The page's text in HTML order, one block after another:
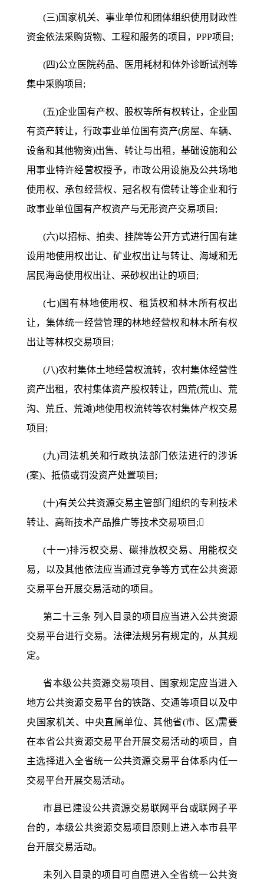
(三)国家机关、事业单位和团体组织使用财政性
资金依法采购货物、工程和服务的项目，PPP项目;
(四)公立医院药品、医用耗材和体外诊断试剂等
集中采购项目;
(五)企业国有产权、股权等所有权转让，企业国
有资产转让，行政事业单位国有资产(房屋、车辆、
设备和其他物资)出售、转让与出租，基础设施和公
用事业特许经营权授予，市政公用设施及公共场地
使用权、承包经营权、冠名权有偿转让等企业和行
政事业单位国有产权资产与无形资产交易项目;
(六)以招标、拍卖、挂牌等公开方式进行国有建
设用地使用权出让、矿业权出让与转让、海域和无
居民海岛使用权出让、采砂权出让的项目;
(七)国有林地使用权、租赁权和林木所有权出
让，集体统一经营管理的林地经营权和林木所有权
出让等林权交易项目;
(八)农村集体土地经营权流转，农村集体经营性
资产出租，农村集体资产股权转让，四荒(荒山、荒
沟、荒丘、荒滩)地使用权流转等农村集体产权交易
项目;
(九)司法机关和行政执法部门依法进行的涉诉
(案)、抵债或罚没资产处置项目;
(十)有关公共资源交易主管部门组织的专利技术
转让、高新技术产品推广等技术交易项目;
(十一)排污权交易、碳排放权交易、用能权交
易，以及其他依法应当通过竞争等方式在公共资源
交易平台开展交易活动的项目。
第二十三条 列入目录的项目应当进入公共资源
交易平台进行交易。法律法规另有规定的，从其规
定。
省本级公共资源交易项目、国家规定应当进入
地方公共资源交易平台的铁路、交通等项目以及中
央国家机关、中央直属单位、其他省(市、区)需要
在本省公共资源交易平台开展交易活动的项目，自
主选择进入全省统一公共资源交易平台体系内任一
交易平台开展交易活动。
市县已建设公共资源交易联网平台或联网子平
台的，本级公共资源交易项目原则上进入本市县平
台开展交易活动。
未列入目录的项目可自愿进入全省统一公共资